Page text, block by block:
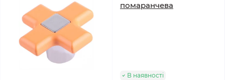
помаранчева
В наявності